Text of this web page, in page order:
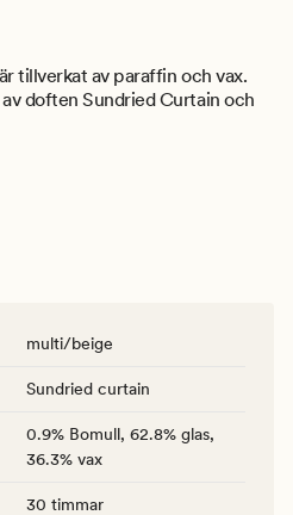
tillverkat av paraffin och vax.
doften Sundried Curtain och
multi/beige
Sundried curtain
0.9% Bomull, 62.8% glas,
36.3% vax
30 timmar